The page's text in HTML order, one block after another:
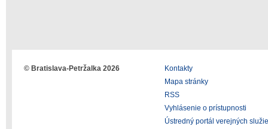
© Bratislava-Petržalka 2026
Kontakty
Mapa stránky
RSS
Vyhlásenie o prístupnosti
Ústredný portál verejných